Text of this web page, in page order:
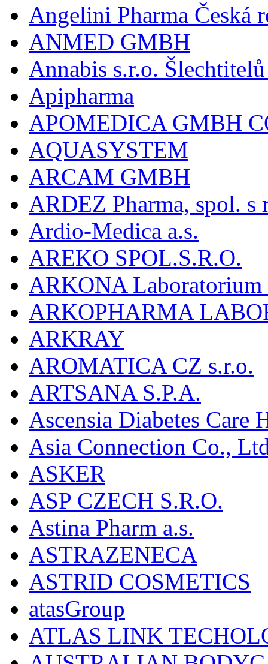
Angelini Pharma Česká
ANMED GMBH
Annabis s.r.o.
Apipharma
APOMEDICA GMBH
AQUASYSTEM
ARCAM GMBH
ARDEZ Pharma, spol. s
Ardio-Medica a.s.
AREKO SPOL.S.R.O.
ARKONA
ARKOPHARMA
ARKRAY
AROMATICA CZ s.r.o.
ARTSANA S.P.A.
Ascensia Diabetes Care
Asia Connection Co.,
ASKER
ASP CZECH S.R.O.
Astina Pharm a.s.
ASTRAZENECA
ASTRID COSMETICS
atasGroup
ATLAS LINK